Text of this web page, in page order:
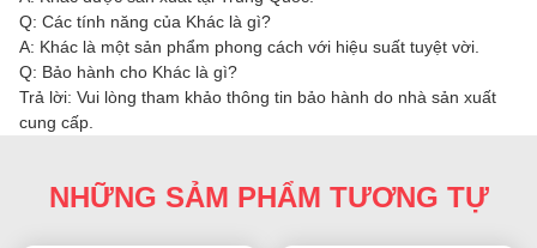
Q: Các tính năng của Khác là gì?
A: Khác là một sản phẩm phong cách với hiệu suất tuyệt vời.
Q: Bảo hành cho Khác là gì?
Trả lời: Vui lòng tham khảo thông tin bảo hành do nhà sản xuất
cung cấp.
NHỮNG SẢM PHẨM TƯƠNG TỰ